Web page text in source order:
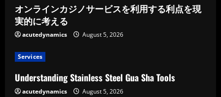
オンラインカジノサービスを利用する利点を現
実的に考える
acutedynamics August 5, 2026
Services
Understanding Stainless Steel Gua Sha Tools
acutedynamics August 5, 2026